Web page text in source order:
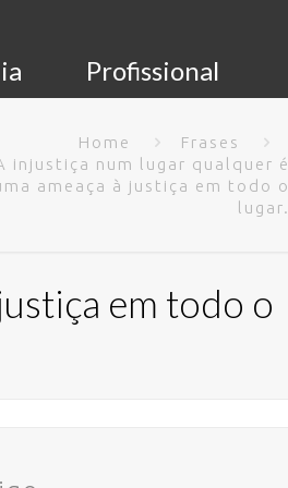
Profissional
Home
Frases
injustiça num lugar qualquer é
ameaça à justiça em todo o
lugar.
em todo o